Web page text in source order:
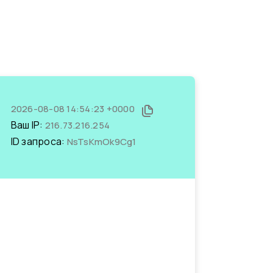
2026-08-08 14:54:23 +0000
Ваш IP: 216.73.216.254
ID запроса: NsTsKmOk9Cg1